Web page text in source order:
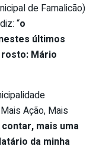
de Famalicão)
“o
últimos
Mário
Ação, Mais
mais uma
da minha